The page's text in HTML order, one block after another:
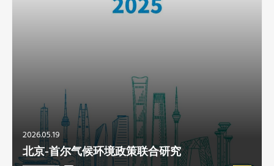
墨西哥、中美洲和加勒比海区秘书处
大洋洲秘书处
南美洲秘书处
2026.05.19
北京-首尔气候环境政策联合研究